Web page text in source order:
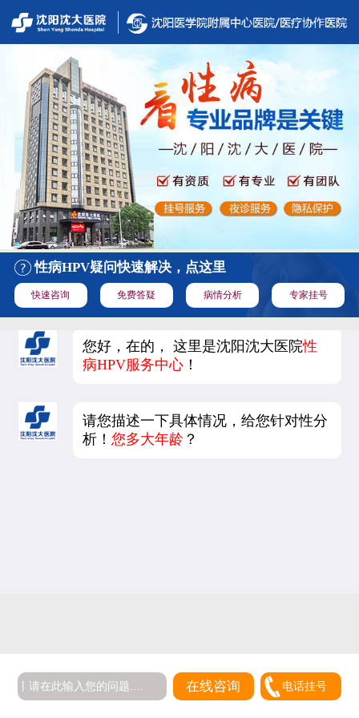
性病HPV疑问快速解决，点这里
快速咨询 免费答疑 病情分析 专家挂号
您好，在的， 这里是沈阳沈大医院性
病HPV服务中心 ！
请您描述一下具体情况，给您针对性分
析！您多大年龄 ？
在线咨询 电话挂号
5